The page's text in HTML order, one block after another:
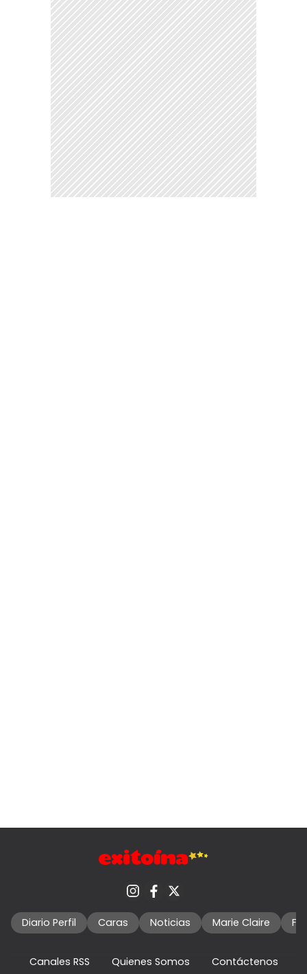
Diario Perfil Caras Noticias Marie Claire
Canales RSS Quienes Somos Contáctenos